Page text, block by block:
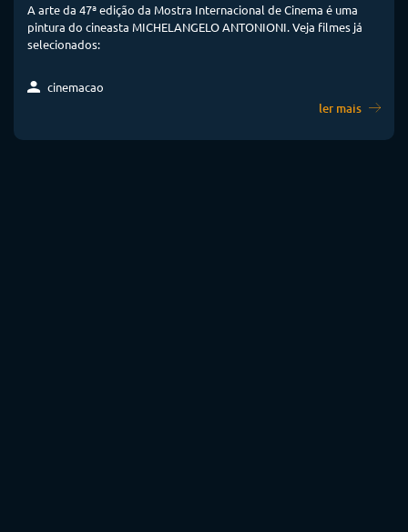
A arte da 47ª edição da Mostra Internacional de Cinema é uma
pintura do cineasta MICHELANGELO ANTONIONI. Veja filmes já
selecionados:
cinemacao
ler mais